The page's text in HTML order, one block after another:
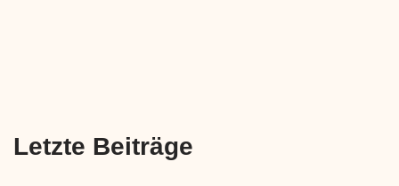
Letzte Beiträge